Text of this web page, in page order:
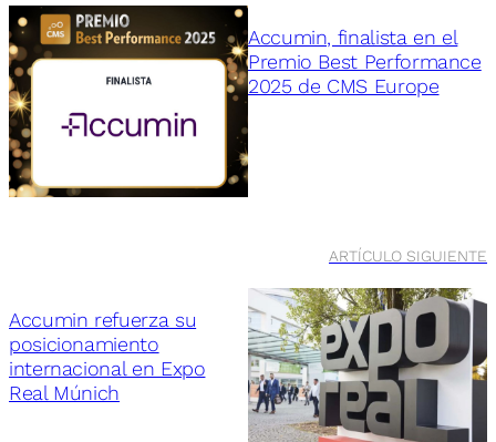
Accumin, finalista en el
Premio Best Performance
2025 de CMS Europe
ARTÍCULO SIGUIENTE
Accumin refuerza su
posicionamiento
internacional en Expo
Real Múnich